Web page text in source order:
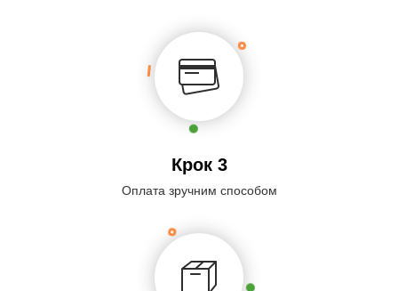
Крок 3
Оплата зручним способом